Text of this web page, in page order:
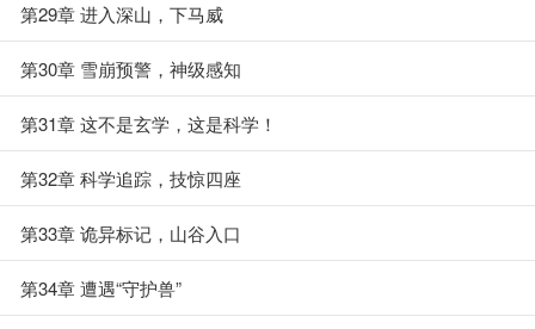
第29章 进入深山，下马威
第30章 雪崩预警，神级感知
第31章 这不是玄学，这是科学！
第32章 科学追踪，技惊四座
第33章 诡异标记，山谷入口
第34章 遭遇“守护兽”